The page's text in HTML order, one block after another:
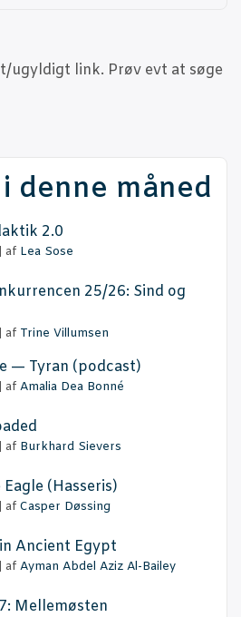
ugyldigt link. Prøv evt at søge
denne måned
2.0
af Lea Sose
25/26: Sind og
af Trine Villumsen
— Tyran (podcast)
af Amalia Dea Bonné
af Burkhard Sievers
(Has­se­ris)
af Casper Døssing
Anci­ent Egypt
af Ayman Abdel Aziz Al-Bailey
Mellemøsten